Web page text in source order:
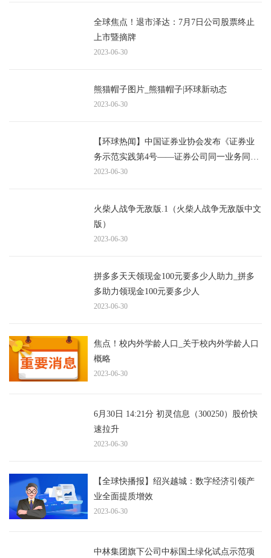
全球焦点！退市泽达：7月7日公司股票终止
上市暨摘牌
2023-06-30
熊猫帽子图片_熊猫帽子|环球新动态
2023-06-30
【环球热闻】中国证券业协会发布《证券业
务示范实践第4号——证券公司同一业务同一
客户风险管理》
2023-06-30
火柴人战争无敌版.1（火柴人战争无敌版中文
版）
2023-06-30
拼多多天天领现金100元要多少人助力_拼多
多助力领现金100元要多少人
2023-06-30
焦点！校内外学龄人口_关于校内外学龄人口
概略
2023-06-30
6月30日 14:21分 初灵信息（300250）股价快
速拉升
2023-06-30
【全球快播报】绍兴越城：数字经济引领产
业全面提质增效
2023-06-30
中林集团旗下公司中标国土绿化试点示范项